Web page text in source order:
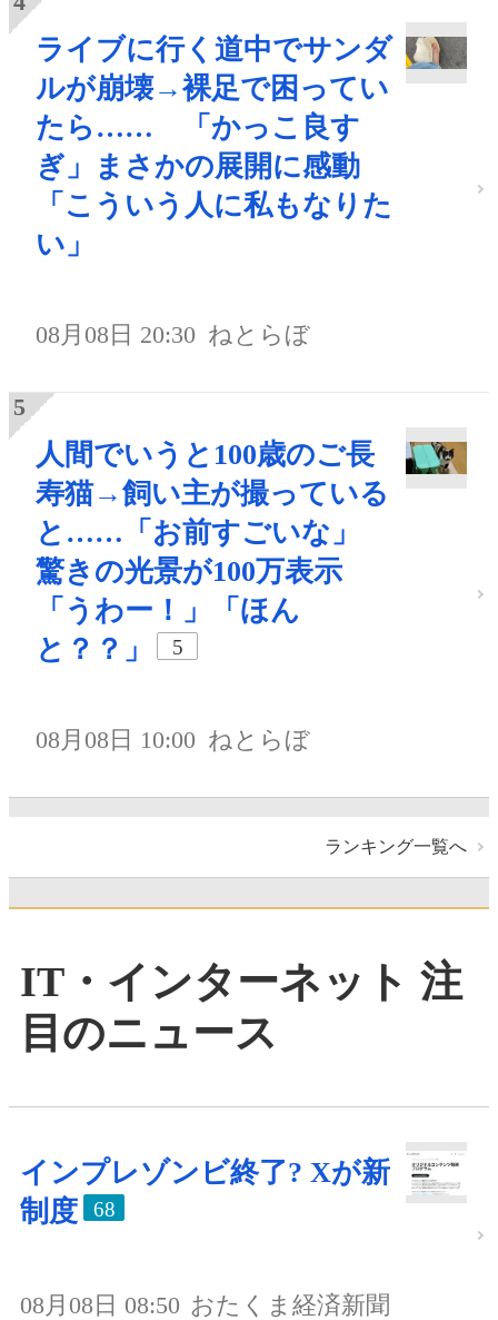
ライブに行く道中でサンダ
ルが崩壊→裸足で困ってい
たら…… 「かっこ良す
ぎ」まさかの展開に感動
「こういう人に私もなりた
い」
08月08日 20:30 ねとらぼ
人間でいうと100歳のご長
寿猫→飼い主が撮っている
と……「お前すごいな」
驚きの光景が100万表示
「うわー！」「ほん
と？？」
5
08月08日 10:00 ねとらぼ
ランキング一覧へ
IT・インターネット 注
目のニュース
インプレゾンビ終了? Xが新
制度
68
08月08日 08:50 おたくま経済新聞